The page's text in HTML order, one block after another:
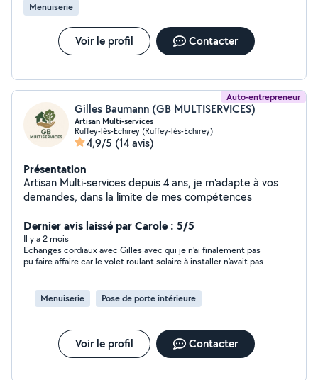
Menuiserie
Voir le profil Contacter
Auto-entrepreneur
Gilles Baumann (GB MULTISERVICES)
Artisan Multi-services
Ruffey-lès-Echirey (Ruffey-lès-Echirey)
4,9/5 (14 avis)
Présentation
Artisan Multi-services depuis 4 ans, je m'adapte à vos
demandes, dans la limite de mes compétences
Dernier avis laissé par Carole : 5/5
Il y a 2 mois
Echanges cordiaux avec Gilles avec qui je n'ai finalement pas
pu faire affaire car le volet roulant solaire à installer n'avait pas
Menuiserie Pose de porte intérieure
Voir le profil Contacter